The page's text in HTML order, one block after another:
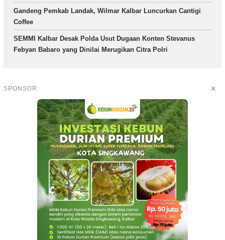
Gandeng Pemkab Landak, Wilmar Kalbar Luncurkan Cantigi
Coffee
SEMMI Kalbar Desak Polda Usut Dugaan Konten Stevanus
Febyan Babaro yang Dinilai Merugikan Citra Polri
SPONSOR ✕